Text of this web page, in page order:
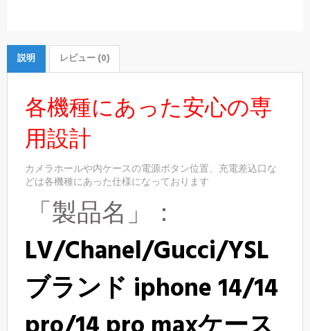
説明 レビュー (0)
各機種にあった安心の専
用設計
カメラホールや内ケースの電源ボタン位置、充電差込口な
どは各機種にあった仕様になっております
「製品名」：
LV/Chanel/Gucci/YSL
ブランド iphone 14/14